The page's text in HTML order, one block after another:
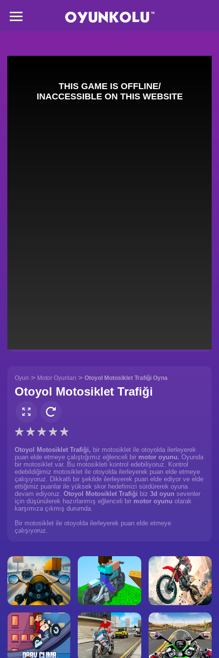
Oyun > Motor Oyunları > Otoyol Motosiklet Trafiği Oyna
Otoyol Motosiklet Trafiği
Otoyol Motosiklet Trafiği, bir motosiklet ile otoyolda ilerleyerek
puan elde etmeye çalıştığımız eğlenceli bir motor oyunu. Oyunda
bir motosiklet var. Bu motosikleti kontrol edebiliyoruz. Kontrol
edebildiğimiz motosiklet ile otoyolda ilerleyerek puan elde etmeye
çalışıyoruz. Dikkatli bir şekilde ilerleyerek puan elde ediyor ve elde
ettiğimiz puanlar ile yüksek skor hedefimizi sürdürerek oyuna
devam ediyoruz. Otoyol Motosiklet Trafiği biz 3d oyun sevenler
için düşünülerek hazırlanmış eğlenceli bir motor oyunu olarak
karşımıza çıkmış durumda.
Bir motosiklet ile otoyolda ilerleyerek puan elde etmeye
çalışıyoruz.